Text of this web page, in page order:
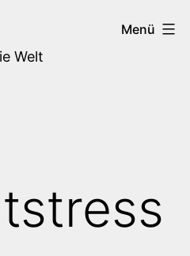
Welt
Menü